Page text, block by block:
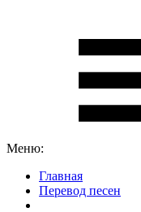
Меню:
Главная
Перевод песен